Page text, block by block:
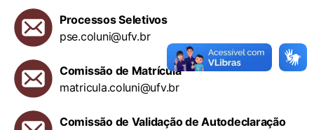
Processos Seletivos
pse.coluni@ufv.br
Comissão de Matrícula
matricula.coluni@ufv.br
Comissão de Validação de Autodeclaração